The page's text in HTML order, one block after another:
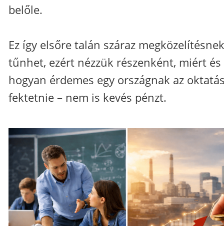
belőle.
Ez így elsőre talán száraz megközelítésnek
tűnhet, ezért nézzük részenként, miért és
hogyan érdemes egy országnak az
fektetnie – nem is kevés pénzt.